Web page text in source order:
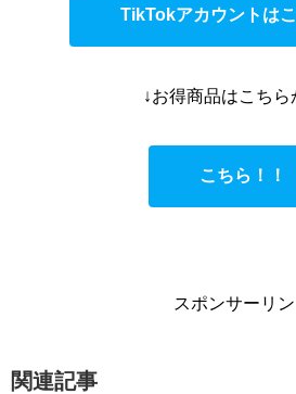
TikTokアカウントは
↓お得商品はこちら
こちら！！
スポンサーリ
関連記事